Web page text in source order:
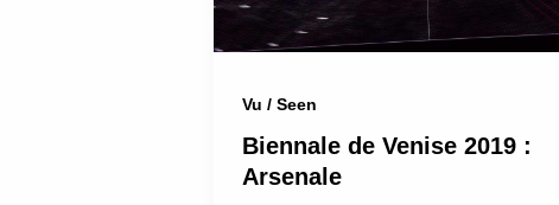
Vu / Seen
Biennale de Venise 2019 :
Arsenale